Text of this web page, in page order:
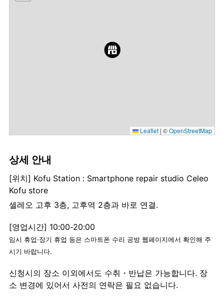
Leaflet | ©OpenStreetMap
상세 안내
[위치] Kofu Station : Smartphone repair studio Celeo
Kofu store
셀레오 고후 3층, 고후역 2층과 바로 연결.
[영업시간] 10:00-20:00
임시 휴업·장기 휴업 등은 스마트폰 수리 공방 웹페이지에서 확인해 주
시기 바랍니다.
신청시의 장소 이외에서도 수취・반납은 가능합니다. 장
소 변경에 있어서 사전의 연락은 필요 없습니다.